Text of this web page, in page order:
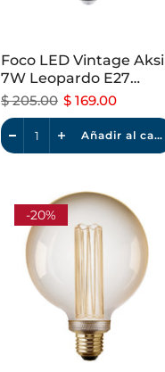
Foco LED Vintage Aksi
7W Leopardo E27
Dimeable Luz Cálida
$ 205.00 $ 169.00
Añadir al carrito
-20%